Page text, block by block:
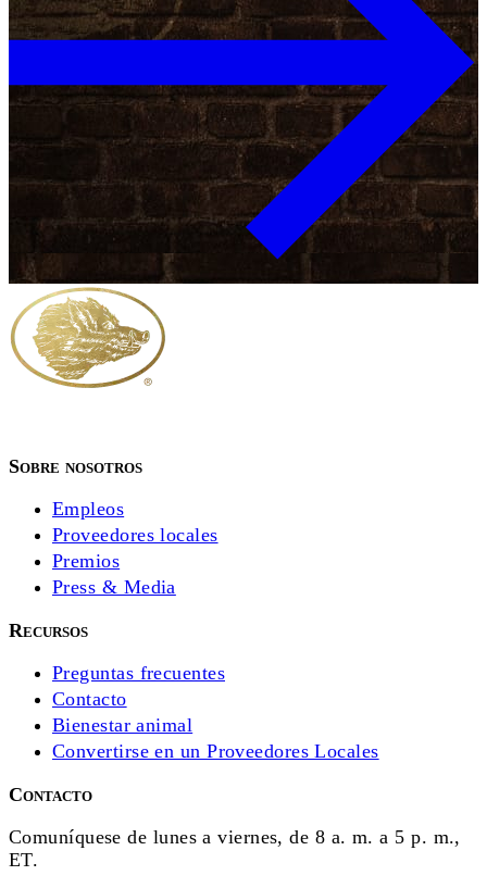
Sobre nosotros
Empleos
Proveedores locales
Premios
Press & Media
Recursos
Preguntas frecuentes
Contacto
Bienestar animal
Convertirse en un Proveedores Locales
Contacto
Comuníquese de lunes a viernes, de 8 a. m. a 5 p. m.,
ET.